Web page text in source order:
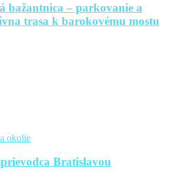
bažantnica – parkovanie a
trasa k barokovému mostu
okolie
Bratislavou